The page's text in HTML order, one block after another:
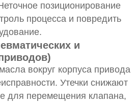
позиционирование
процесса и повредить
и
вокруг корпуса привода
Утечки снижают
для перемещения клапана,